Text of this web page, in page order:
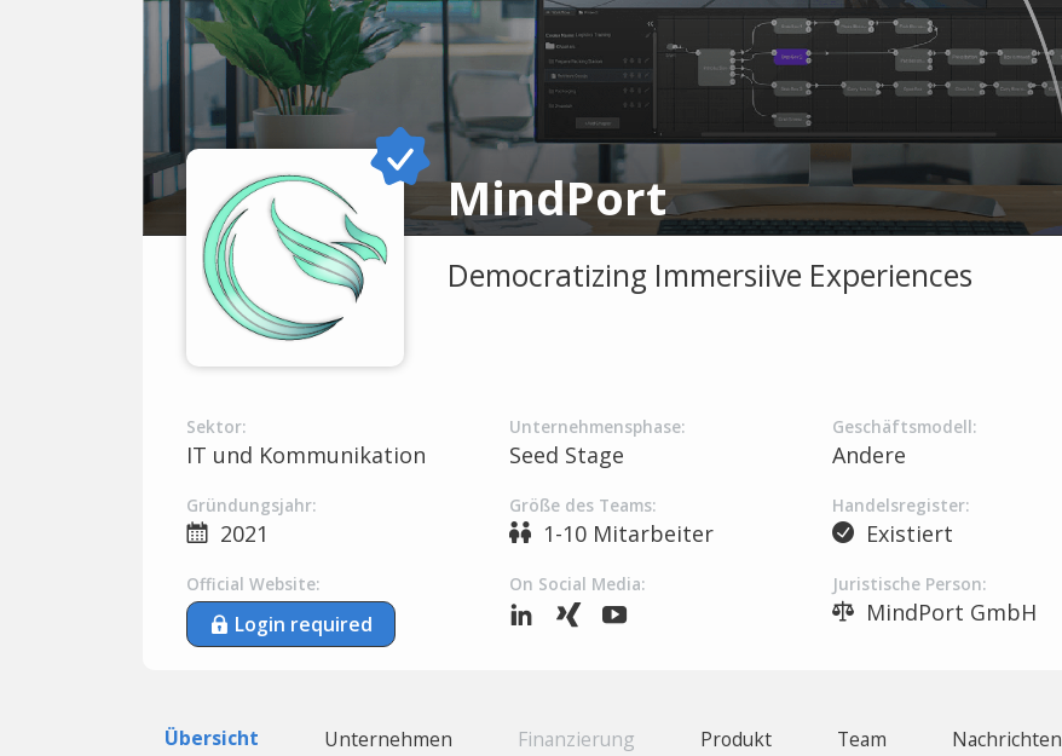
MindPort
Democratizing Immersiive Experiences
Sektor:
IT und Kommunikation
Unternehmensphase:
Seed Stage
Geschäftsmodell:
Andere
Gründungsjahr:
2021
Größe des Teams:
1-10 Mitarbeiter
Handelsregister:
Existiert
Official Website:
Login required
On Social Media: Juristische Person:
MindPort GmbH
Übersicht Unternehmen Finanzierung Produkt Team Nachrichten